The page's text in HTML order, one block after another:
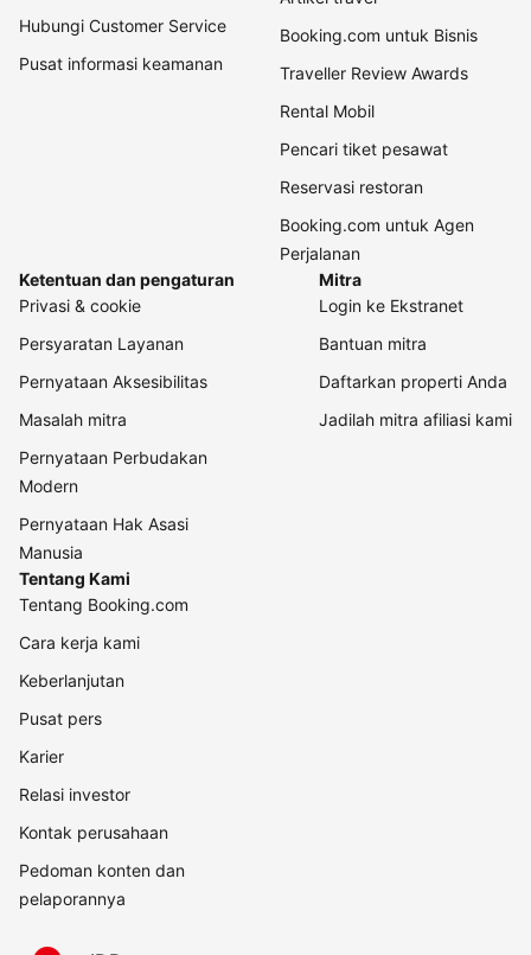
Hubungi Customer Service
Pusat informasi keamanan
Booking.com untuk Bisnis
Traveller Review Awards
Rental Mobil
Pencari tiket pesawat
Reservasi restoran
Booking.com untuk Agen
Perjalanan
Ketentuan dan pengaturan
Privasi & cookie
Persyaratan Layanan
Pernyataan Aksesibilitas
Masalah mitra
Pernyataan Perbudakan
Modern
Pernyataan Hak Asasi
Manusia
Mitra
Login ke Ekstranet
Bantuan mitra
Daftarkan properti Anda
Jadilah mitra afiliasi kami
Tentang Kami
Tentang Booking.com
Cara kerja kami
Keberlanjutan
Pusat pers
Karier
Relasi investor
Kontak perusahaan
Pedoman konten dan
pelaporannya